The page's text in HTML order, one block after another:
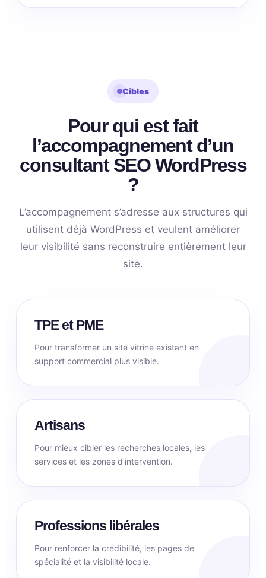
Cibles
Pour qui est fait
l’accompagnement d’un
consultant SEO WordPress
?
L’accompagnement s’adresse aux structures qui
utilisent déjà WordPress et veulent améliorer
leur visibilité sans reconstruire entièrement leur
site.
TPE et PME
Pour transformer un site vitrine existant en
support commercial plus visible.
Artisans
Pour mieux cibler les recherches locales, les
services et les zones d’intervention.
Professions libérales
Pour renforcer la crédibilité, les pages de
spécialité et la visibilité locale.